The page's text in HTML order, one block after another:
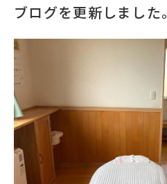
ブログを更新しました。